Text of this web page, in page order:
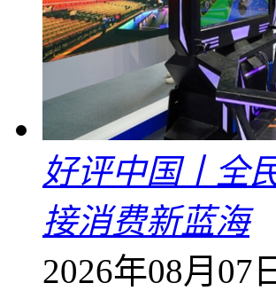
好评中国丨全
接消费新蓝海
2026年08月07